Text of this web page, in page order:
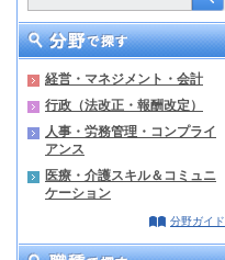
経営・マネジメント・会計
行政（法改正・報酬改定）
人事・労務管理・コンプライ
アンス
医療・介護スキル＆コミュニ
ケーション
分野ガイド